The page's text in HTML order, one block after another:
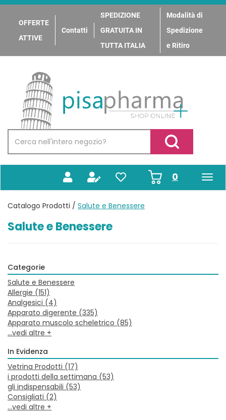
Passa
contenuto
principale
OFFERTE
ATTIVE
Contatti
SPEDIZIONE
GRATUITA IN
TUTTA ITALIA
Modalità di
Spedizione
e Ritiro
PisaPharma
Prodotto
Cerca Prodotto
0prodotti
inseriti
Catalogo Prodotti / Salute e Benessere
Salute e Benessere
Categorie
Salute e Benessere
Allergie (151)
Analgesici (4)
Apparato digerente (335)
Apparato muscolo scheletrico (85)
...vedi altre +
In Evidenza
Vetrina Prodotti (17)
i prodotti della settimana (53)
gli indispensabili (53)
Consigliati (2)
...vedi altre +